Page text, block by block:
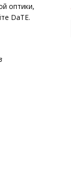
оптики,
DaTE.